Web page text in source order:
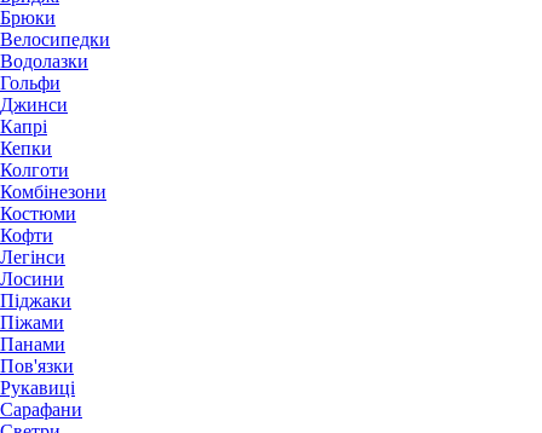
Брюки
Велосипедки
Водолазки
Гольфи
Джинси
Капрі
Кепки
Колготи
Комбінезони
Костюми
Кофти
Легінси
Лосини
Піджаки
Піжами
Панами
Пов'язки
Рукавиці
Сарафани